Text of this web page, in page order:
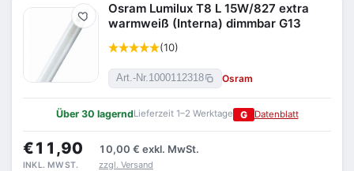
Merken
Osram Lumilux T8 L 15W/827 extra
warmweiß (Interna) dimmbar G13
(10)
Art.-Nr.1000112318 Osram
Über 30 lagerndLieferzeit 1–2 Werktage G Datenblatt
€11,90 10,00 € exkl. MwSt.
INKL. MWST. zzgl. Versand